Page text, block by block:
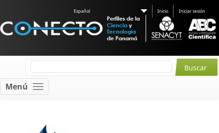
Español Inicio Iniciar sesión
Menú